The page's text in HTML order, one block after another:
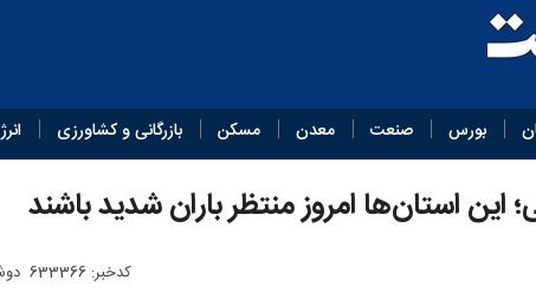
بورس صنعت معدن مسکن بازرگانی و کشاورزی
استان‌ها امروز منتظر باران شدید باشند
کدخبر: 633366 دوشنبه